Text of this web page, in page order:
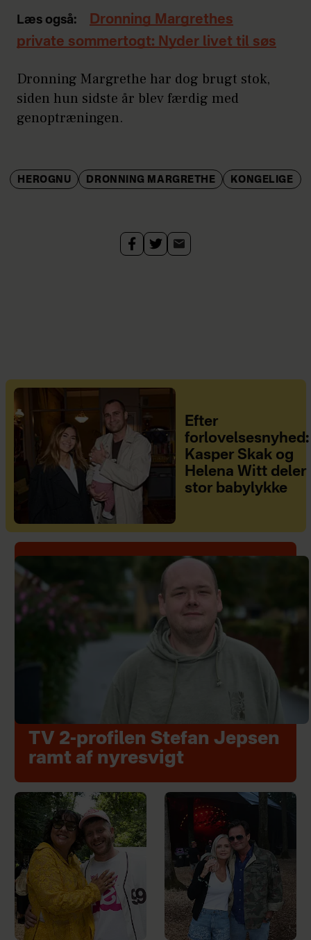
Læs også:
Dronning Margrethes
private sommertogt: Nyder livet til søs
Dronning Margrethe har dog brugt stok,
siden hun sidste år blev færdig med
genoptræningen.
HEROGNU DRONNING MARGRETHE KONGELIGE
Efter
forlovelsesnyhed:
Kasper Skak og
Helena Witt deler
stor babylykke
TV 2-profilen Stefan Jepsen
ramt af nyresvigt